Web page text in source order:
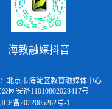
海教融媒抖音
北京市海淀区教育融媒体中心
网安备11010802028417号
备2022005262号-1